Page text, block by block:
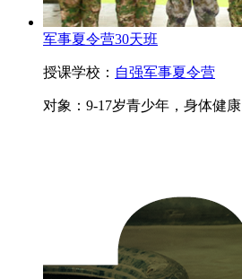
军事夏令营30天班
授课学校： 自强军事夏令营
对象： 9-17岁青少年，身体健康